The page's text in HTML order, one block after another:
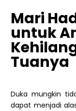
Mari
untuk
Tuanya
Duka mungkin
dapat menjadi